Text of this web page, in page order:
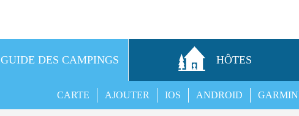
GUIDE DES CAMPINGS HÔTES
GARMIN
ANDROID
IOS
AJOUTER
CARTE